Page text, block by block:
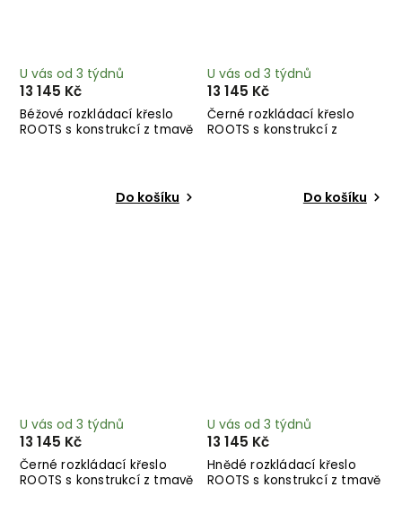
Béžové rozkládací křeslo
ROOTS s konstrukcí z tmavě
U vás od 3 týdnů
13 145 Kč
Do košíku
Černé rozkládací křeslo
ROOTS s konstrukcí z
U vás od 3 týdnů
13 145 Kč
Do košíku
Černé rozkládací křeslo
ROOTS s konstrukcí z tmavě
U vás od 3 týdnů
13 145 Kč
Hnědé rozkládací křeslo
ROOTS s konstrukcí z tmavě
U vás od 3 týdnů
13 145 Kč